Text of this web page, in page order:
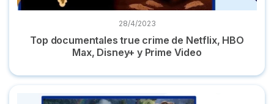
28/4/2023
Top documentales true crime de Netflix, HBO
Max, Disney+ y Prime Video
Dónde ver 'Encanto' online la película en streaming español